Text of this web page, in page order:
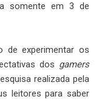
somente em 3 de
de experimentar os
dos gamers
realizada pela
leitores para saber